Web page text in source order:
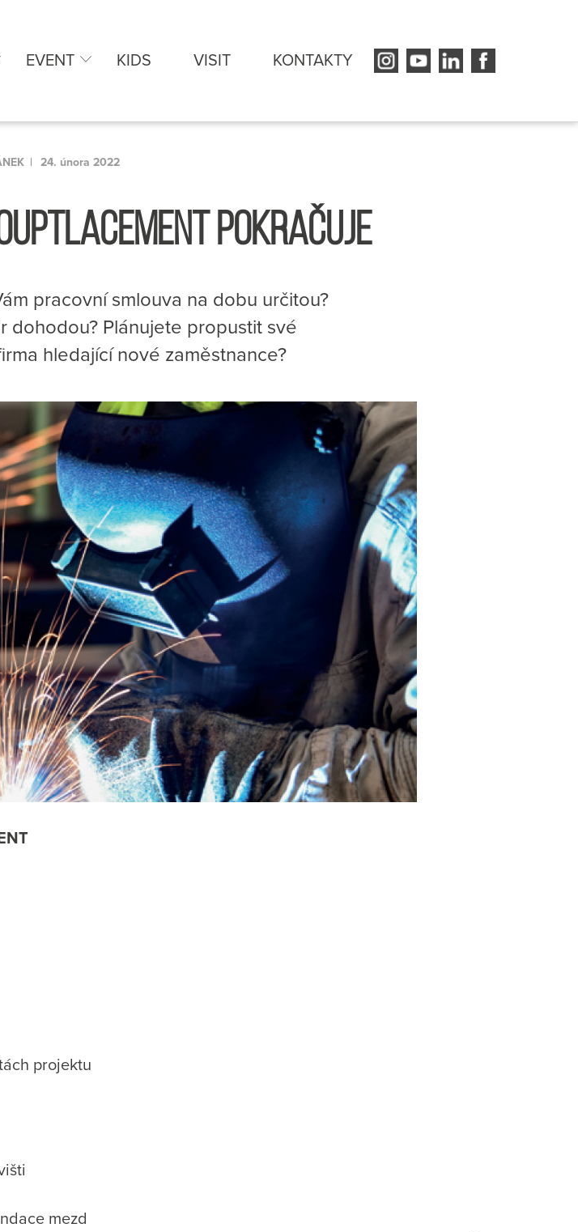
EVENT KIDS VISIT KONTAKTY
24. února 2022
POKRAČUJE
pracovní smlouva na dobu určitou?
dohodou? Plánujete propustit své
hledající nové zaměstnance?
projektu
mezd